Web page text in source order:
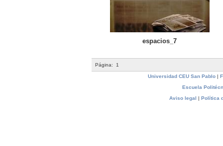
espacios_7
Página: 1
Universidad CEU San Pablo|
Escuela
Aviso legal | Política